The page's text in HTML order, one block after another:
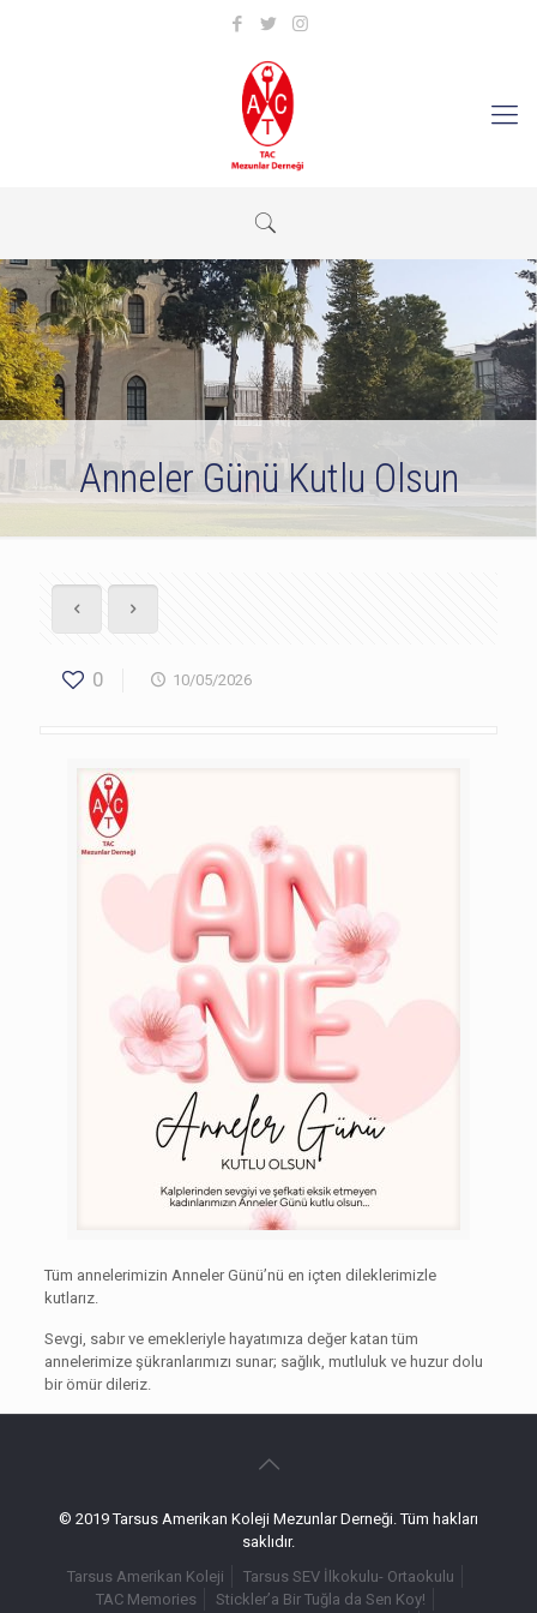
Anneler Günü Kutlu Olsun
0 10/05/2026
Tüm annelerimizin Anneler Günü’nü en içten dileklerimizle
kutlarız.
Sevgi, sabır ve emekleriyle hayatımıza değer katan tüm
annelerimize şükranlarımızı sunar; sağlık, mutluluk ve huzur dolu
bir ömür dileriz.
© 2019 Tarsus Amerikan Koleji Mezunlar Derneği. Tüm hakları
saklıdır.
Tarsus Amerikan Koleji
Tarsus SEV İlkokulu- Ortaokulu
TAC Memories
Stickler’a Bir Tuğla da Sen Koy!